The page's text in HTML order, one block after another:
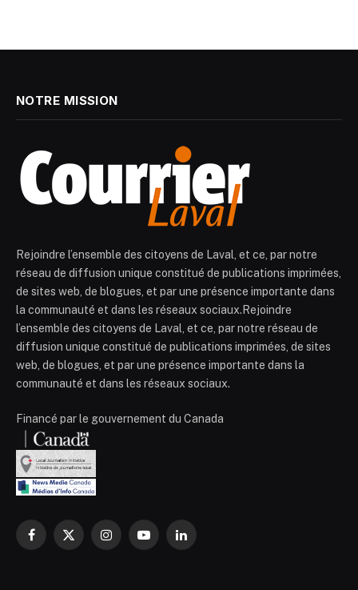
NOTRE MISSION
Rejoindre l’ensemble des citoyens de Laval, et ce, par notre
réseau de diffusion unique constitué de publications imprimées,
de sites web, de blogues, et par une présence importante dans
la communauté et dans les réseaux sociaux.Rejoindre
l’ensemble des citoyens de Laval, et ce, par notre réseau de
diffusion unique constitué de publications imprimées, de sites
web, de blogues, et par une présence importante dans la
communauté et dans les réseaux sociaux.
Financé par le gouvernement du Canada
Facebook
X
InstagramYouTubeLinkedIn